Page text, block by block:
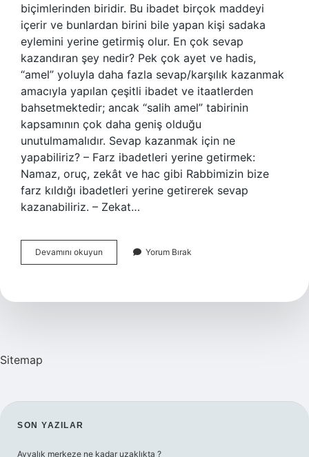
biçimlerinden biridir. Bu ibadet birçok maddeyi
içerir ve bunlardan birini bile yapan kişi sadaka
eylemini yerine getirmiş olur. En çok sevap
kazandıran şey nedir? Pek çok ayet ve hadis,
“amel” yoluyla daha fazla sevap/karşılık kazanmak
amacıyla yapılan çeşitli ibadet ve itaatlerden
bahsetmektedir; ancak “salih amel” tabirinin
kapsamının çok daha geniş olduğu
unutulmamalıdır. Sevap kazanmak için ne
yapabiliriz? – Farz ibadetleri yerine getirmek:
Namaz, oruç, zekât ve hac gibi Rabbimizin bize
farz kıldığı ibadetleri yerine getirerek sevap
kazanabiliriz. – Zekat…
Devamını okuyun
Büyük
Kazanılır
Yorum Bırak
Sitemap
SIDEBAR
SON YAZILAR
Ayvalık merkeze ne kadar uzaklıkta ?